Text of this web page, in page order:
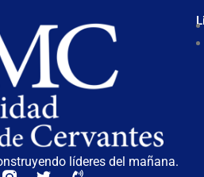
líderes del mañana.